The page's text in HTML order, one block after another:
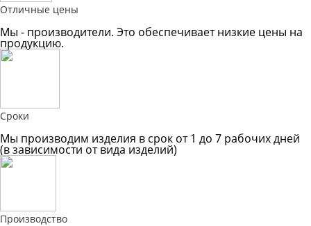
Отличные цены
Мы - производители. Это обеспечивает низкие цены на
продукцию.
Сроки
Мы производим изделия в срок от 1 до 7 рабочих дней
(в зависимости от вида изделий)
Производство